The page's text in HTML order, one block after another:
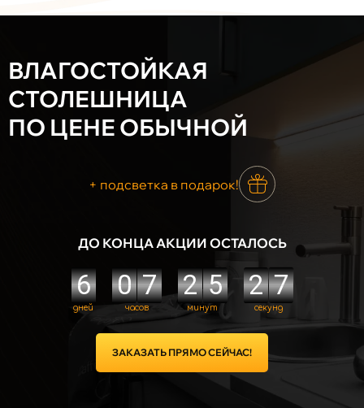
ВЛАГОСТОЙКАЯ
СТОЛЕШНИЦА
ПО ЦЕНЕ ОБЫЧНОЙ
+ подсветка в подарок!
ДО КОНЦА АКЦИИ ОСТАЛОСЬ
ЗАКАЗАТЬ ПРЯМО СЕЙЧАС!